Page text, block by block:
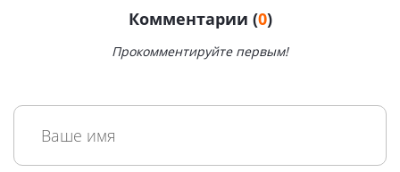
Комментарии (0)
Прокомментируйте первым!